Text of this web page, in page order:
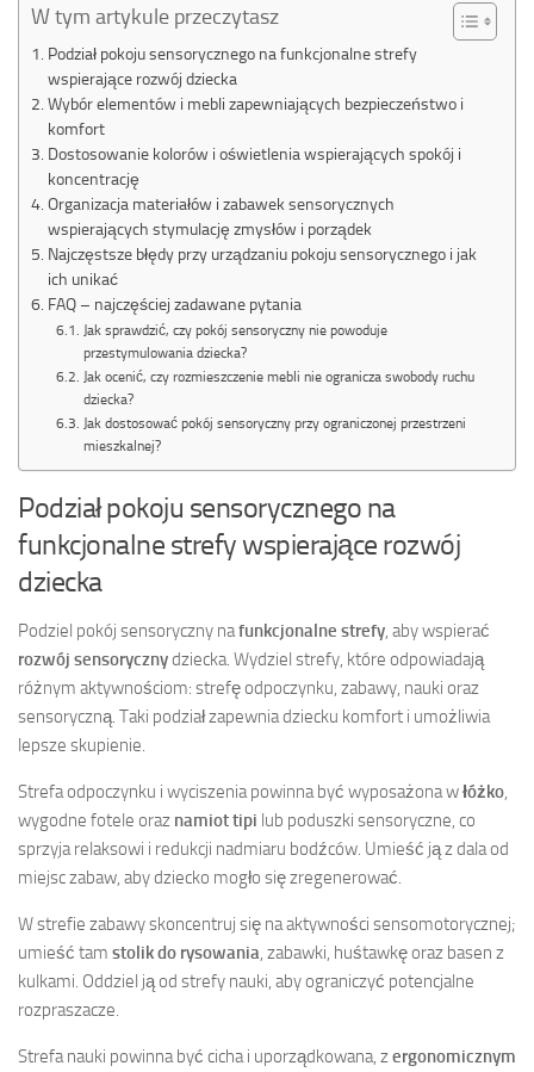
W tym artykule przeczytasz
Podział pokoju sensorycznego na funkcjonalne strefy
wspierające rozwój dziecka
Wybór elementów i mebli zapewniających bezpieczeństwo i
komfort
Dostosowanie kolorów i oświetlenia wspierających spokój i
koncentrację
Organizacja materiałów i zabawek sensorycznych
wspierających stymulację zmysłów i porządek
Najczęstsze błędy przy urządzaniu pokoju sensorycznego i jak
ich unikać
FAQ – najczęściej zadawane pytania
Jak sprawdzić, czy pokój sensoryczny nie powoduje
przestymulowania dziecka?
Jak ocenić, czy rozmieszczenie mebli nie ogranicza swobody ruchu
dziecka?
Jak dostosować pokój sensoryczny przy ograniczonej przestrzeni
mieszkalnej?
Podział pokoju sensorycznego na
funkcjonalne strefy wspierające rozwój
dziecka
Podziel pokój sensoryczny nafunkcjonalne strefy , aby wspierać
rozwój sensorycznydziecka. Wydziel strefy, które odpowiadają
różnym aktywnościom: strefę odpoczynku, zabawy, nauki oraz
sensoryczną. Taki podział zapewnia dziecku komfort i umożliwia
lepsze skupienie.
Strefa odpoczynku i wyciszenia powinna być wyposażona włóżko
wygodne fotele oraz namiot tipi lub poduszki sensoryczne, co
sprzyja relaksowi i redukcji nadmiaru bodźców. Umieść ją z dala od
miejsc zabaw, aby dziecko mogło się zregenerować.
W strefie zabawy skoncentruj się na aktywności sensomotorycznej;
umieść tam stolik do rysowania , zabawki, huśtawkę oraz basen z
kulkami. Oddziel ją od strefy nauki, aby ograniczyć potencjalne
rozpraszacze.
Strefa nauki powinna być cicha i uporządkowana, zergonomicznym